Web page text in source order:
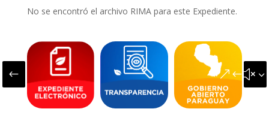
No se encontró el archivo RIMA para este Expediente.
#